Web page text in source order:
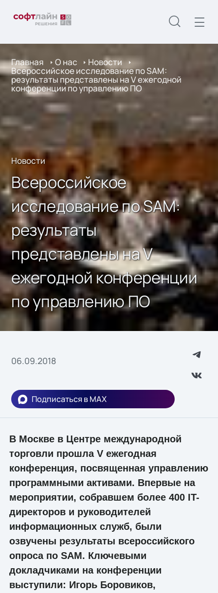
Главная О нас Новости
Всероссийское исследование по SAM:
результаты представлены на V ежегодной
конференции по управлению ПО
Новости
Всероссийское
исследование по SAM:
результаты
представлены на V
ежегодной конференции
по управлению ПО
06.09.2018
Подписаться в MAX
В Москве в Центре международной
торговли прошла V ежегодная
конференция, посвященная управлению
программными активами. Впервые на
мероприятии, собравшем более 400 IT-
директоров и руководителей
информационных служб, были
озвучены результаты всероссийского
опроса по SAM. Ключевыми
докладчиками на конференции
выступили: Игорь Боровиков,